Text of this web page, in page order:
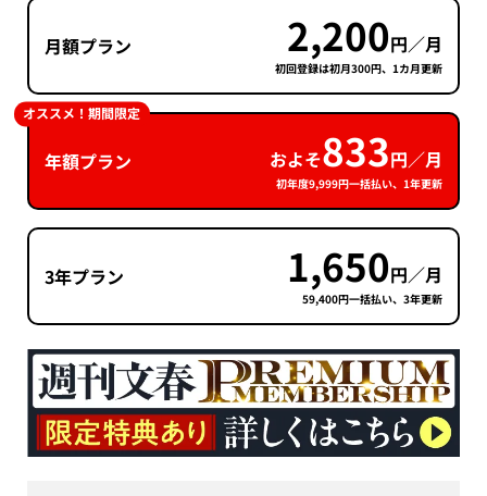
月額プラン 2,200円／月
初回登録は初月300円、1カ月更新
年額プラン およそ833円／月
初年度9,999円一括払い、1年更新
オススメ！期間限定
3年プラン 1,650円／月
59,400円一括払い、3年更新